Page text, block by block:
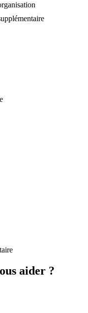
aider ?